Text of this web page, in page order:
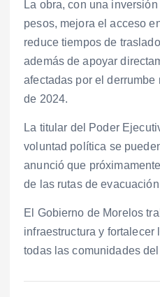
La obra, con una
pesos, mejora el acceso
reduce tiempos de
además de apoyar
afectadas por el
de 2024.
La titular del Poder
voluntad política se
anunció que
de las rutas de
El Gobierno de Morelos
infraestructura y fortalecer
todas las comunidades